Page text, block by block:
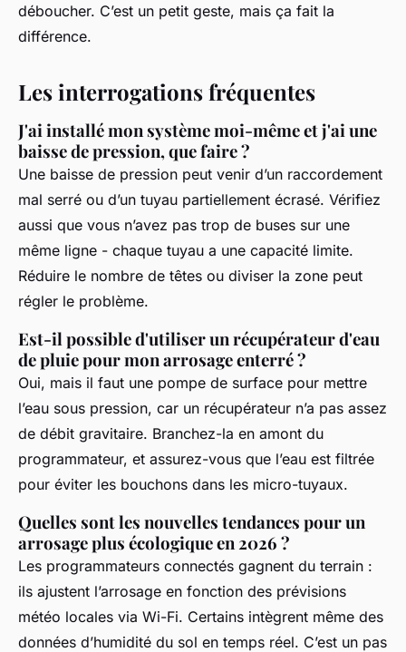
déboucher. C’est un petit geste, mais ça fait la
différence.
Les interrogations fréquentes
J'ai installé mon système moi-même et j'ai une
baisse de pression, que faire ?
Une baisse de pression peut venir d’un raccordement
mal serré ou d’un tuyau partiellement écrasé. Vérifiez
aussi que vous n’avez pas trop de buses sur une
même ligne - chaque tuyau a une capacité limite.
Réduire le nombre de têtes ou diviser la zone peut
régler le problème.
Est-il possible d'utiliser un récupérateur d'eau
de pluie pour mon arrosage enterré ?
Oui, mais il faut une pompe de surface pour mettre
l’eau sous pression, car un récupérateur n’a pas assez
de débit gravitaire. Branchez-la en amont du
programmateur, et assurez-vous que l’eau est filtrée
pour éviter les bouchons dans les micro-tuyaux.
Quelles sont les nouvelles tendances pour un
arrosage plus écologique en 2026 ?
Les programmateurs connectés gagnent du terrain :
ils ajustent l’arrosage en fonction des prévisions
météo locales via Wi-Fi. Certains intègrent même des
données d’humidité du sol en temps réel. C’est un pas